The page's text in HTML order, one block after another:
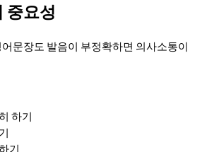
중요성
문장도 발음이 부정확하면 의사소통이
하기
기